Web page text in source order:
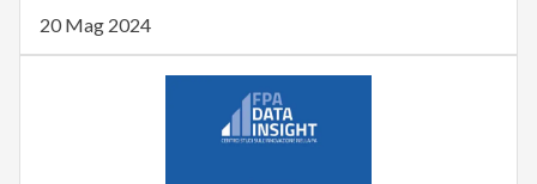
20 Mag 2024